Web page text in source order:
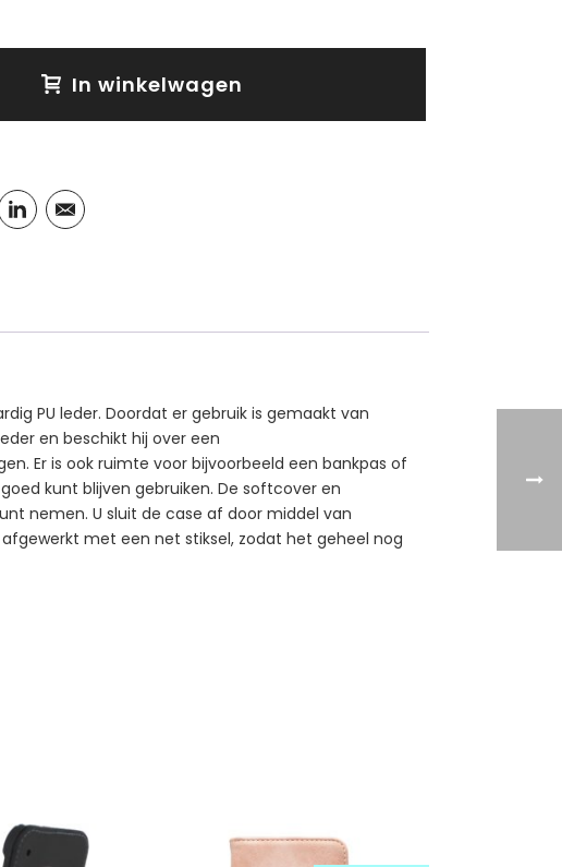
In winkelwagen
PU leder. Doordat er gebruik is gemaakt van
en beschikt hij over een
Er is ook ruimte voor bijvoorbeeld een bankpas of
kunt blijven gebruiken. De softcover en
nemen. U sluit de case af door middel van
met een net stiksel, zodat het geheel nog